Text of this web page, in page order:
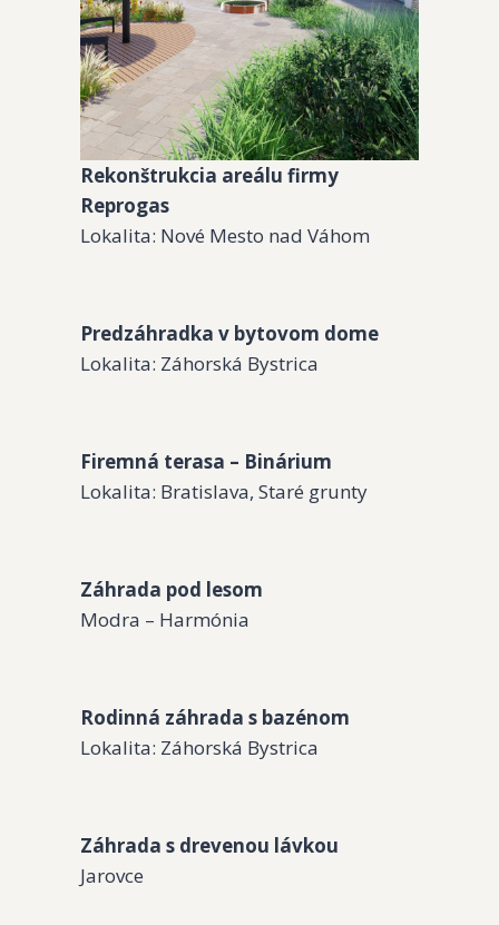
Rekonštrukcia areálu firmy
Reprogas
Lokalita: Nové Mesto nad Váhom
Predzáhradka v bytovom dome
Lokalita: Záhorská Bystrica
Firemná terasa – Binárium
Lokalita: Bratislava, Staré grunty
Záhrada pod lesom
Modra – Harmónia
Rodinná záhrada s bazénom
Lokalita: Záhorská Bystrica
Záhrada s drevenou lávkou
Jarovce